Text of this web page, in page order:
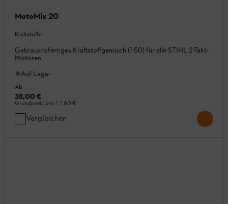
MotoMix 20
Kraftstoffe
Gebrauchsfertiges Kraftstoffgemisch (1:50) für alle STIHL 2-Takt-
Motoren
Auf Lager
Ab
38,00 €
Grundpreis pro l 7,60 €
Vergleichen